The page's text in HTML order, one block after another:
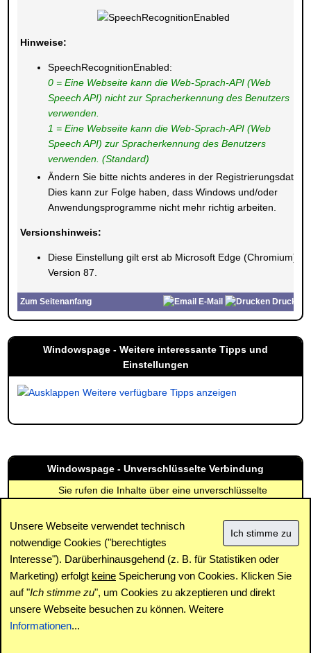
Hinweise:
SpeechRecognitionEnabled:
0 = Eine Webseite kann die Web-Sprach-API (Web
Speech API) nicht zur Spracherkennung des Benutzers
verwenden
1 = Eine Webseite kann die Web-Sprach-API (Web
Speech API) zur Spracherkennung des Benutzers
verwenden. (Standard)
Ändern Sie bitte nichts anderes in der Registrierungsdatei.
Dies kann zur Folge haben, dass Windows und/oder
Anwendungsprogramme nicht mehr richtig arbeiten.
Versionshinweis:
Diese Einstellung gilt erst ab Microsoft Edge (Chromium)
Version 87.
Zum Seitenanfang E-Mail Drucken
Windowspage - Weitere interessante Tipps und
Einstellungen
Weitere verfügbare Tipps anzeigen
Unsere Webseite verwendet technisch
notwendige Cookies ("berechtigtes
Interesse"). Darüberhinausgehend (z. B. für Statistiken oder
Marketing) erfolgt keine Speicherung von Cookies. Klicken Sie
auf "Ich stimme zu", um Cookies zu akzeptieren und direkt
unsere Webseite besuchen zu können. Weitere
Informationen...
Windowspage - Unverschlüsselte Verbindung
Sie rufen die Inhalte über eine unverschlüsselte
verschlüsselte Verbindung (SSL) abgerufen werden:
https://www.windowspage.de/tipps/025643.html
Impressum | Kontakt | Datenschutz / Cookies |
SPAM /
Abuse
| Newsletter | Forum